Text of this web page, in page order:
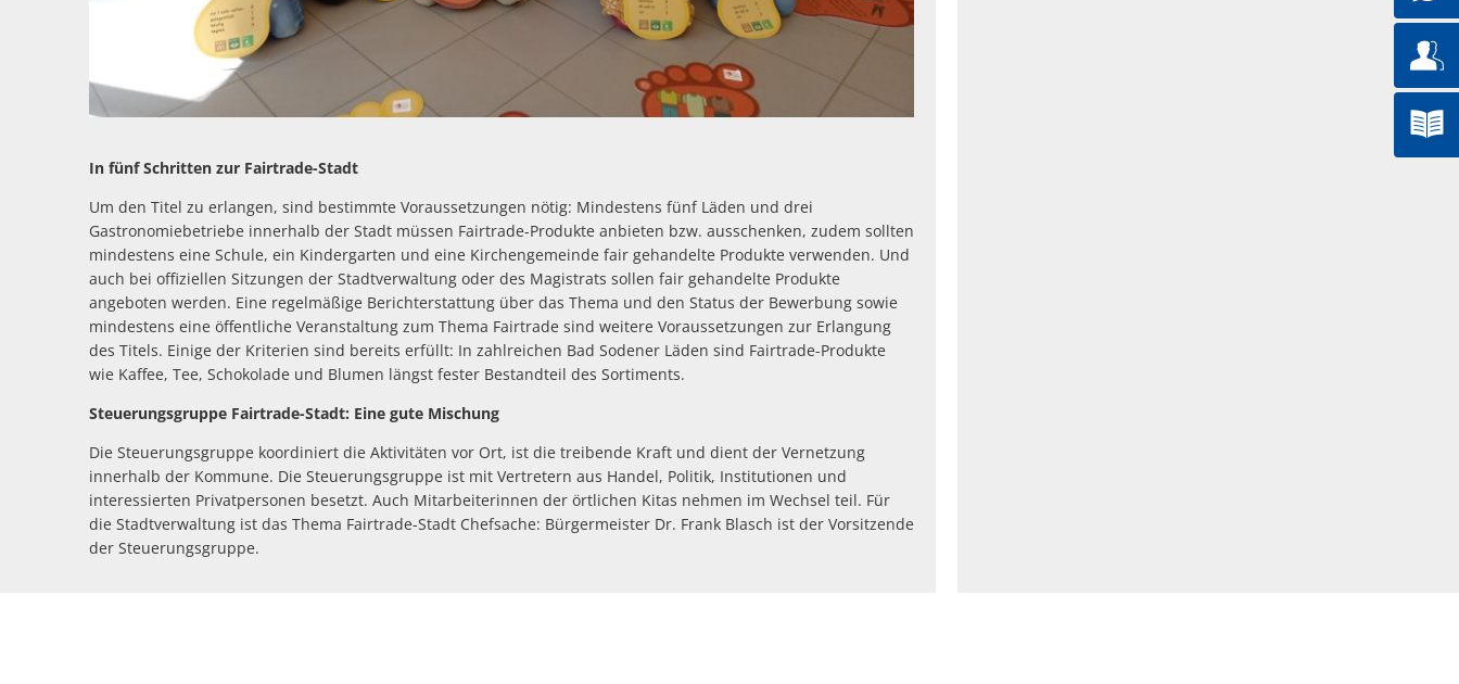
In fünf Schritten zur Fairtrade-Stadt
Um den Titel zu erlangen, sind bestimmte Voraussetzungen nötig: Mindestens fünf Läden und drei
Gastronomiebetriebe innerhalb der Stadt müssen Fairtrade-Produkte anbieten bzw. ausschenken, zudem sollten
mindestens eine Schule, ein Kindergarten und eine Kirchengemeinde fair gehandelte Produkte verwenden. Und
auch bei offiziellen Sitzungen der Stadtverwaltung oder des Magistrats sollen fair gehandelte Produkte
angeboten werden. Eine regelmäßige Berichterstattung über das Thema und den Status der Bewerbung sowie
mindestens eine öffentliche Veranstaltung zum Thema Fairtrade sind weitere Voraussetzungen zur Erlangung
des Titels. Einige der Kriterien sind bereits erfüllt: In zahlreichen Bad Sodener Läden sind Fairtrade-Produkte
wie Kaffee, Tee, Schokolade und Blumen längst fester Bestandteil des Sortiments.
Steuerungsgruppe Fairtrade-Stadt: Eine gute Mischung
Die Steuerungsgruppe koordiniert die Aktivitäten vor Ort, ist die treibende Kraft und dient der Vernetzung
innerhalb der Kommune. Die Steuerungsgruppe ist mit Vertretern aus Handel, Politik, Institutionen und
interessierten Privatpersonen besetzt. Auch Mitarbeiterinnen der örtlichen Kitas nehmen im Wechsel teil. Für
die Stadtverwaltung ist das Thema Fairtrade-Stadt Chefsache: Bürgermeister Dr. Frank Blasch ist der Vorsitzende
der Steuerungsgruppe.